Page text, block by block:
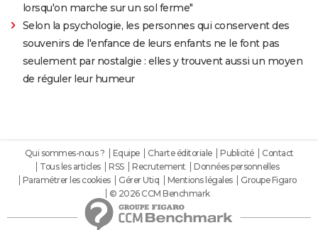
lorsqu'on marche sur un sol ferme"
Selon la psychologie, les personnes qui conservent des
souvenirs de l'enfance de leurs enfants ne le font pas
seulement par nostalgie : elles y trouvent aussi un moyen
de réguler leur humeur
Qui sommes-nous ? Equipe Charte éditoriale Publicité
Contact
Tous les articles
RSS Recrutement
Données personnelles
Paramétrer les cookies
Gérer Utiq Mentions légales
Groupe Figaro
© 2026 CCM Benchmark